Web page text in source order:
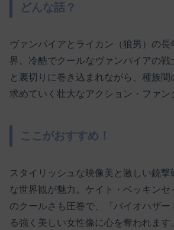
どんな話？
ヴァンパイアとライカン（狼男）の長
界。冷酷でクールなヴァンパイアの戦
と裏切りに巻き込まれながら、種族
求めていく壮大なアクション・ファン
ここがおすすめ！
スタイリッシュな映像美と激しい銃撃
な世界観が魅力。ケイト・ベッキンセ
のクールさも圧巻で、『バイオハザー
る強く美しい女性像に心を奪われます